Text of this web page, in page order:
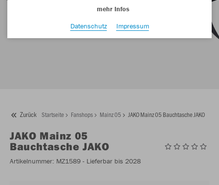
Zurück Startseite Fanshops Mainz 05 JAKO Mainz 05 Bauchtasche JAKO
JAKO Mainz 05
Bauchtasche JAKO
Artikelnummer: MZ1589 - Lieferbar bis 2028
mehr Infos
Datenschutz
Impressum